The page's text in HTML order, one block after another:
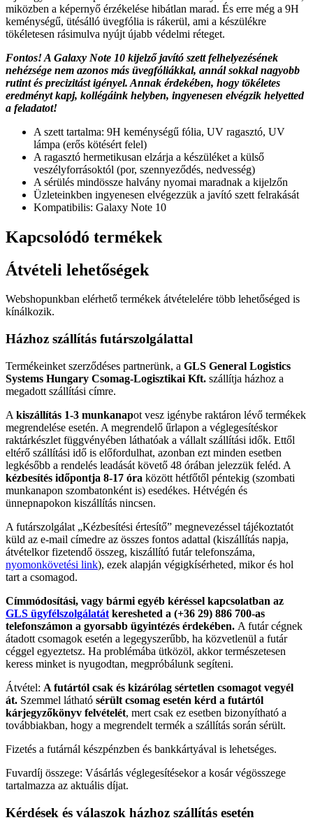
miközben a képernyő érzékelése hibátlan marad. És erre még a 9H
keménységű, ütésálló üvegfólia is rákerül, ami a készülékre
tökéletesen rásimulva nyújt újabb védelmi réteget.
Fontos! A Galaxy Note 10 kijelző javító szett felhelyezésének
nehézsége nem azonos más üvegfóliákkal, annál sokkal nagyobb
rutint és precizitást igényel. Annak érdekében, hogy tökéletes
eredményt kapj, kollégáink helyben, ingyenesen elvégzik helyetted
a feladatot!
A szett tartalma: 9H keménységű fólia, UV ragasztó, UV
lámpa (erős kötésért felel)
A ragasztó hermetikusan elzárja a készüléket a külső
veszélyforrásoktól (por, szennyeződés, nedvesség)
A sérülés mindössze halvány nyomai maradnak a kijelzőn
Üzleteinkben ingyenesen elvégezzük a javító szett felrakását
Kompatibilis: Galaxy Note 10
Kapcsolódó termékek
Átvételi lehetőségek
Webshopunkban elérhető termékek átvételelére több lehetőséged is
kínálkozik.
Házhoz szállítás futárszolgálattal
Termékeinket szerződéses partnerünk, a GLS General Logistics
Systems Hungary Csomag-Logisztikai Kft. szállítja házhoz a
megadott szállítási címre.
A kiszállítás 1-3 munkanapot vesz igénybe raktáron lévő termékek
megrendelése esetén. A megrendelő űrlapon a véglegesítéskor
raktárkészlet függvényében láthatóak a vállalt szállítási idők. Ettől
eltérő szállítási idő is előfordulhat, azonban ezt minden esetben
legkésőbb a rendelés leadását követő 48 órában jelezzük feléd. A
kézbesítés időpontja 8-17 óra között hétfőtől péntekig (szombati
munkanapon szombatonként is) esedékes. Hétvégén és
ünnepnapokon kiszállítás nincsen.
A futárszolgálat „Kézbesítési értesítő” megnevezéssel tájékoztatót
küld az e-mail címedre az összes fontos adattal (kiszállítás napja,
átvételkor fizetendő összeg, kiszállító futár telefonszáma,
nyomonkövetési link), ezek alapján végigkísérheted, mikor és hol
tart a csomagod.
Címmódosítási, vagy bármi egyéb kéréssel kapcsolatban az
GLS ügyfélszolgálatát keresheted a (+36 29) 886 700-as
telefonszámon a gyorsabb ügyintézés érdekében. A futár cégnek
átadott csomagok esetén a legegyszerűbb, ha közvetlenül a futár
céggel egyeztetsz. Ha problémába ütközöl, akkor természetesen
keress minket is nyugodtan, megpróbálunk segíteni.
Átvétel: A futártól csak és kizárólag sértetlen csomagot vegyél
át. Szemmel látható sérült csomag esetén kérd a futártól
kárjegyzőkönyv felvételét, mert csak ez esetben bizonyítható a
továbbiakban, hogy a megrendelt termék a szállítás során sérült.
Fizetés a futárnál készpénzben és bankkártyával is lehetséges.
Fuvardíj összege: Vásárlás véglegesítésekor a kosár végösszege
tartalmazza az aktuális díjat.
Kérdések és válaszok házhoz szállítás esetén